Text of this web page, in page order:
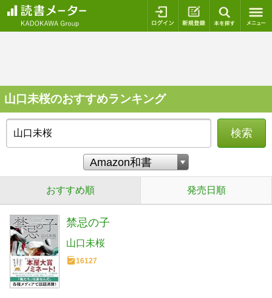
ログイン 新規登録
山口未桜のおすすめランキング
検索
おすすめ順 発売日順
禁忌の子
山口未桜
16127